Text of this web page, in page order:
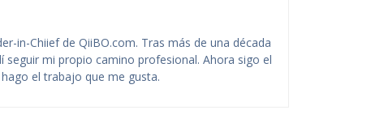
in-Chiief de QiiBO.com. Tras más de una década
seguir mi propio camino profesional. Ahora sigo el
el trabajo que me gusta.